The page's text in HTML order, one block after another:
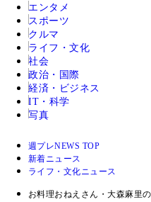
エンタメ
スポーツ
クルマ
ライフ・文化
社会
政治・国際
経済・ビジネス
IT・科学
写真
週プレNEWS TOP
新着ニュース
ライフ・文化ニュース
お料理おねえさん・大森麻里